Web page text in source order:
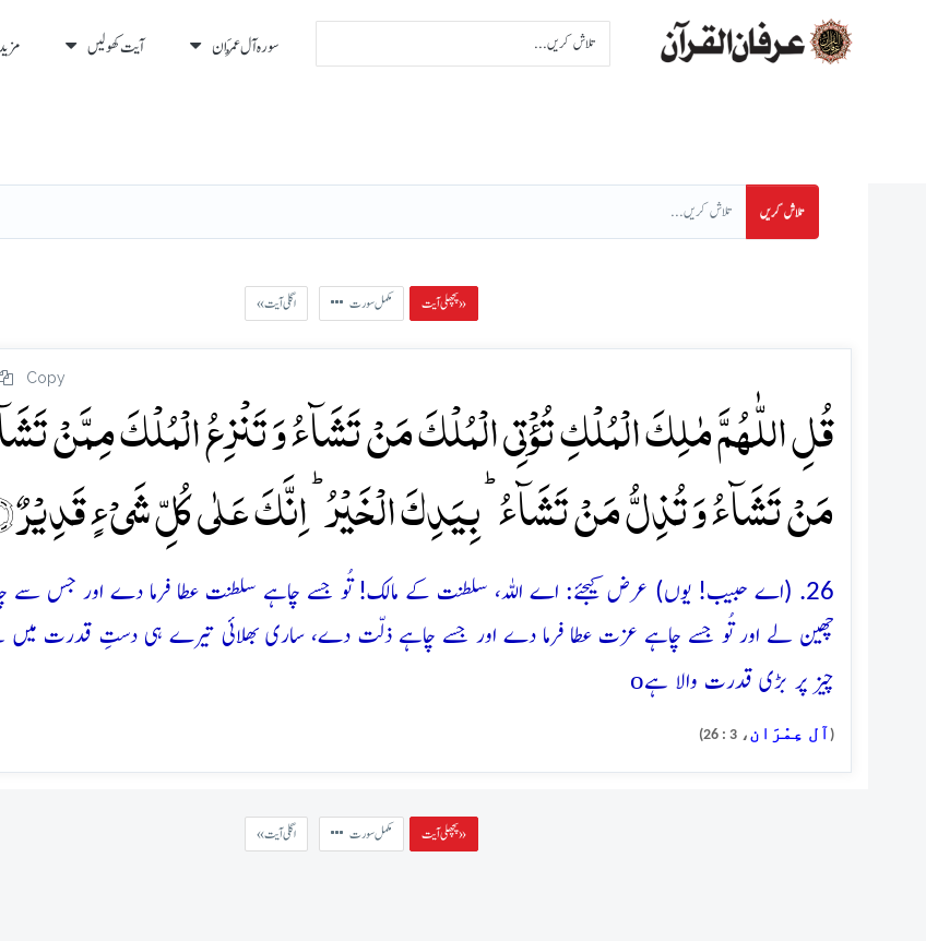
سورہ آل عِمْرَان آیت کھولیں
تلاش کریں
پچھلی آیت » مکمل سورت « اگلی آیت
Copy
قُلِ اللّٰہُمَّ مٰلِکَ الۡمُلۡکِ تُؤۡتِی الۡمُلۡکَ مَنۡ تَشَآءُ وَ تَنۡزِعُ الۡمُلۡکَ مِمَّنۡ
مَنۡ تَشَآءُ وَ تُذِلُّ مَنۡ تَشَآءُ ؕ بِیَدِکَ الۡخَیۡرُ ؕ اِنَّکَ عَلٰی کُلِّ شَیۡءٍ قَدِیۡرٌ
26. (اے حبیب! یوں) عرض کیجئے: اے اللہ، سلطنت کے مالک! تُو جسے چاہے سلطنت عطا فرما دے اور جس سے
چھین لے اور تُو جسے چاہے عزت عطا فرما دے اور جسے چاہے ذلّت دے، ساری بھلائی تیرے ہی دستِ قدرت میں
چیز پر بڑی قدرت والا ہےo
( آل عِمْرَان ، 3 : 26)
پچھلی آیت » مکمل سورت « اگلی آیت